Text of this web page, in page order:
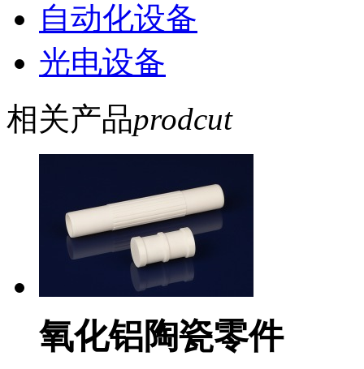
自动化设备
光电设备
相关产品prodcut
氧化铝陶瓷零件